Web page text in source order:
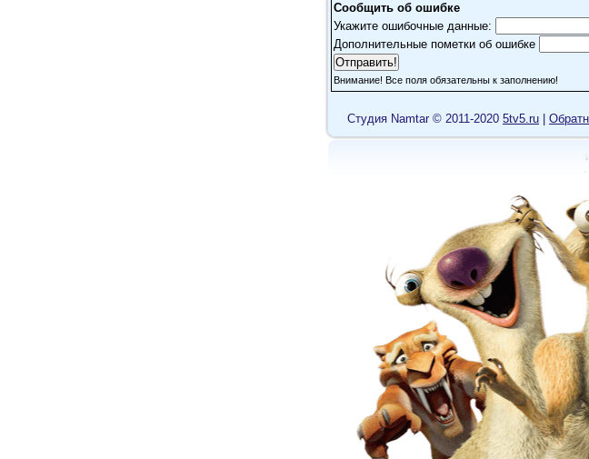
Сообщить об ошибке
Укажите ошибочные данные:
Дополнительные пометки об ошибке
Внимание! Все поля обязательны к заполнению!
Cтудия Namtar © 2011-2020 5tv5.ru